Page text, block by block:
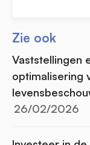
Zie ook
Vaststellingen
optimalisering
26/02/2026